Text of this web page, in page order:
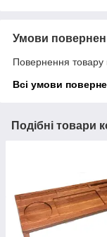
Умови
Повернення товару
Всі умови
Подібні товари